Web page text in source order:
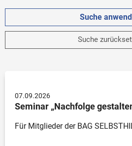
Suche
07.09.2026
Seminar „Nachfolge
Für Mitglieder der BAG